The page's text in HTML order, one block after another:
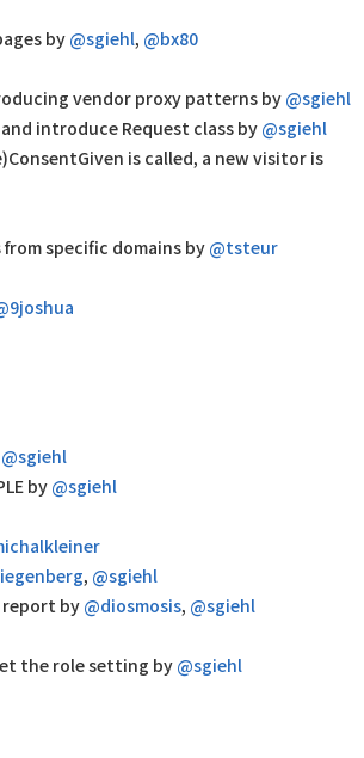
by @sgiehl, @bx80
vendor proxy patterns by @sgiehl
introduce Request class by @sgiehl
is called, a new visitor is
specific domains by @tsteur
@sgiehl
by @sgiehl
, @sgiehl
by @diosmosis, @sgiehl
the role setting by @sgiehl